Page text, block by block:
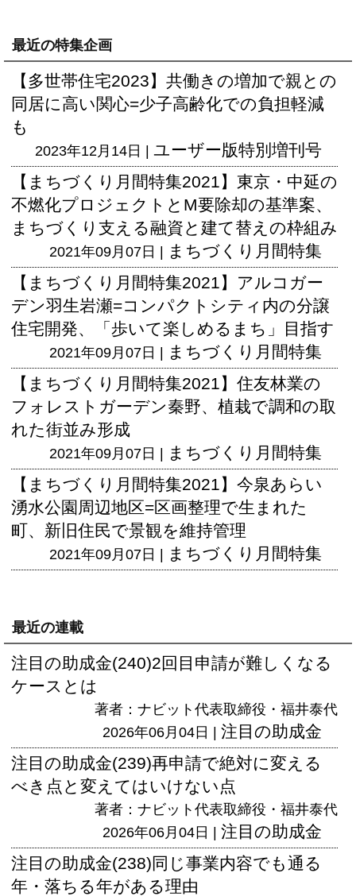
最近の特集企画
【多世帯住宅2023】共働きの増加で親との
同居に高い関心=少子高齢化での負担軽減
も
2023年12月14日 | ユーザー版特別増刊号
【まちづくり月間特集2021】東京・中延の
不燃化プロジェクトとM要除却の基準案、
まちづくり支える融資と建て替えの枠組み
2021年09月07日 |
まちづくり月間特集
【まちづくり月間特集2021】アルコガー
デン羽生岩瀬=コンパクトシティ内の分譲
住宅開発、「歩いて楽しめるまち」目指す
2021年09月07日 |
まちづくり月間特集
【まちづくり月間特集2021】住友林業の
フォレストガーデン秦野、植栽で調和の取
れた街並み形成
2021年09月07日 |
まちづくり月間特集
【まちづくり月間特集2021】今泉あらい
湧水公園周辺地区=区画整理で生まれた
町、新旧住民で景観を維持管理
2021年09月07日 | まちづくり月間特集
最近の連載
注目の助成金(240)2回目申請が難しくなる
ケースとは
著者：ナビット代表取締役・福井泰代
2026年06月04日 | 注目の助成金
注目の助成金(239)再申請で絶対に変える
べき点と変えてはいけない点
著者：ナビット代表取締役・福井泰代
2026年06月04日 | 注目の助成金
注目の助成金(238)同じ事業内容でも通る
年・落ちる年がある理由